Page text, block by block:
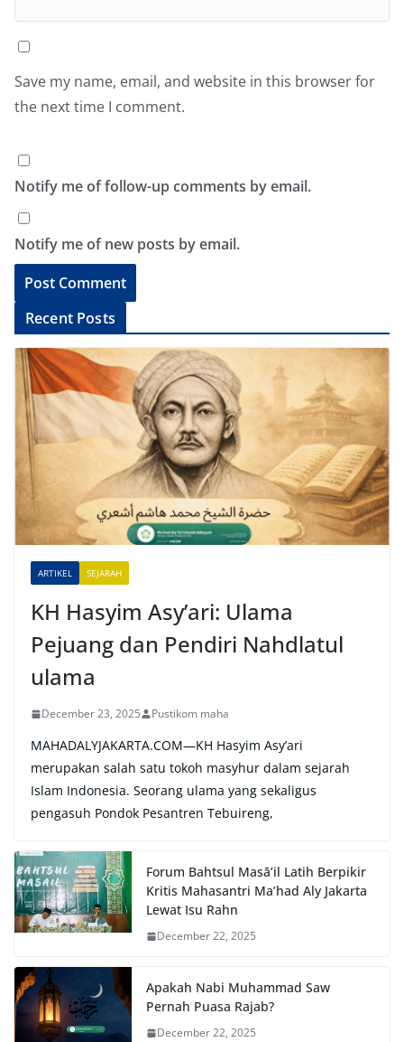
Save my name, email, and website in this browser for
the next time I comment.
Notify me of follow-up comments by email.
Notify me of new posts by email.
l
a
t
i
v
Recent Posts
ARTIKEL SEJARAH
KH Hasyim Asy’ari: Ulama
Pejuang dan Pendiri Nahdlatul
ulama
December 23, 2025 Pustikom maha
MAHADALYJAKARTA.COM—KH Hasyim Asy’ari
merupakan salah satu tokoh masyhur dalam sejarah
Islam Indonesia. Seorang ulama yang sekaligus
pengasuh Pondok Pesantren Tebuireng,
Forum Bahtsul Masā’il Latih Berpikir
Kritis Mahasantri Ma’had Aly Jakarta
Lewat Isu Rahn
December 22, 2025
Apakah Nabi Muhammad Saw
Pernah Puasa Rajab?
December 22, 2025